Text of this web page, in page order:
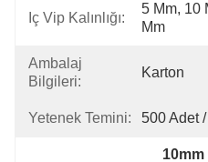
Iç Vip Kalınlığı:
5 Mm, 10
Mm
Ambalaj
Bilgileri:
Karton
Yetenek Temini: 500 Adet
10mm